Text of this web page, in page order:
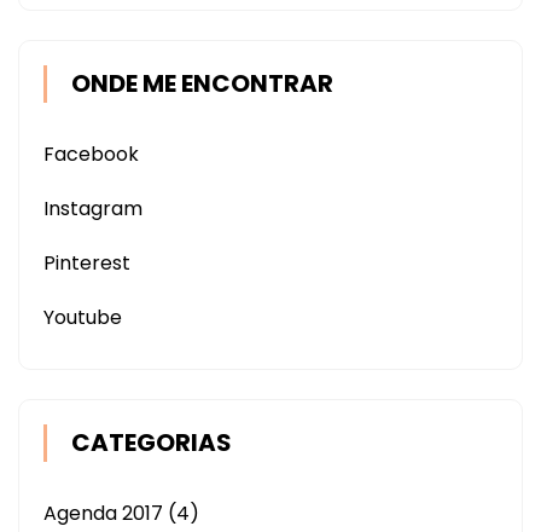
ONDE ME ENCONTRAR
Facebook
Instagram
Pinterest
Youtube
CATEGORIAS
Agenda 2017 (4)